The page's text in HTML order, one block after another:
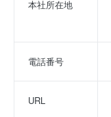
本社所在地
電話番号
URL